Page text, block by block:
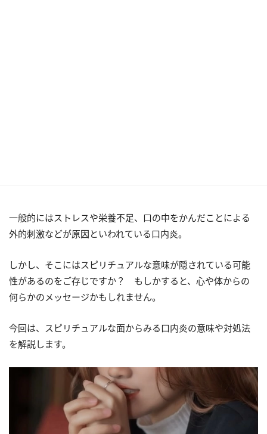
一般的にはストレスや栄養不足、口の中をかんだことによる
外的刺激などが原因といわれている口内炎。
しかし、そこにはスピリチュアルな意味が隠されている可能
性があるのをご存じですか？ もしかすると、心や体からの
何らかのメッセージかもしれません。
今回は、スピリチュアルな面からみる口内炎の意味や対処法
を解説します。